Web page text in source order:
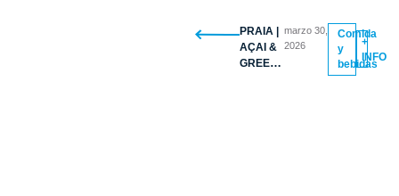
PRAIA |
AÇAI &
GREEK
marzo 30,
2026
Comida
y
bebidas
+
INFO